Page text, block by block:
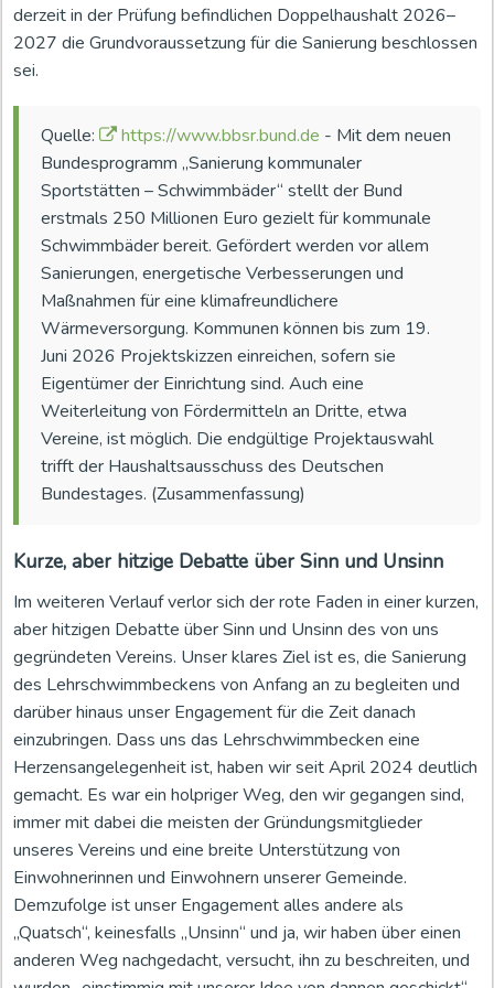
derzeit in der Prüfung befindlichen Doppelhaushalt 2026–
2027 die Grundvoraussetzung für die Sanierung beschlossen
sei.
Quelle: https://www.bbsr.bund.de - Mit dem neuen
Bundesprogramm „Sanierung kommunaler
Sportstätten – Schwimmbäder“ stellt der Bund
erstmals 250 Millionen Euro gezielt für kommunale
Schwimmbäder bereit. Gefördert werden vor allem
Sanierungen, energetische Verbesserungen und
Maßnahmen für eine klimafreundlichere
Wärmeversorgung. Kommunen können bis zum 19.
Juni 2026 Projektskizzen einreichen, sofern sie
Eigentümer der Einrichtung sind. Auch eine
Weiterleitung von Fördermitteln an Dritte, etwa
Vereine, ist möglich. Die endgültige Projektauswahl
trifft der Haushaltsausschuss des Deutschen
Bundestages. (Zusammenfassung)
Kurze, aber hitzige Debatte über Sinn und Unsinn
Im weiteren Verlauf verlor sich der rote Faden in einer kurzen,
aber hitzigen Debatte über Sinn und Unsinn des von uns
gegründeten Vereins. Unser klares Ziel ist es, die Sanierung
des Lehrschwimmbeckens von Anfang an zu begleiten und
darüber hinaus unser Engagement für die Zeit danach
einzubringen. Dass uns das Lehrschwimmbecken eine
Herzensangelegenheit ist, haben wir seit April 2024 deutlich
gemacht. Es war ein holpriger Weg, den wir gegangen sind,
immer mit dabei die meisten der Gründungsmitglieder
unseres Vereins und eine breite Unterstützung von
Einwohnerinnen und Einwohnern unserer Gemeinde.
Demzufolge ist unser Engagement alles andere als
„Quatsch“, keinesfalls „Unsinn“ und ja, wir haben über einen
anderen Weg nachgedacht, versucht, ihn zu beschreiten, und